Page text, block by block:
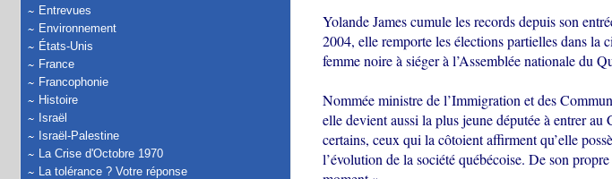
Entrevues
Environnement
États-Unis
France
Francophonie
Histoire
Israël
Israël-Palestine
La Crise d'Octobre 1970
La tolérance ? Votre réponse
Yolande James cumule les records depuis son
2004, elle remporte les élections partielles dans
femme noire à siéger à l’Assemblée nationale du
Nommée ministre de l’Immigration et des
elle devient aussi la plus jeune députée à entrer
certains, ceux qui la côtoient affirment qu’elle
l’évolution de la société québécoise. De son